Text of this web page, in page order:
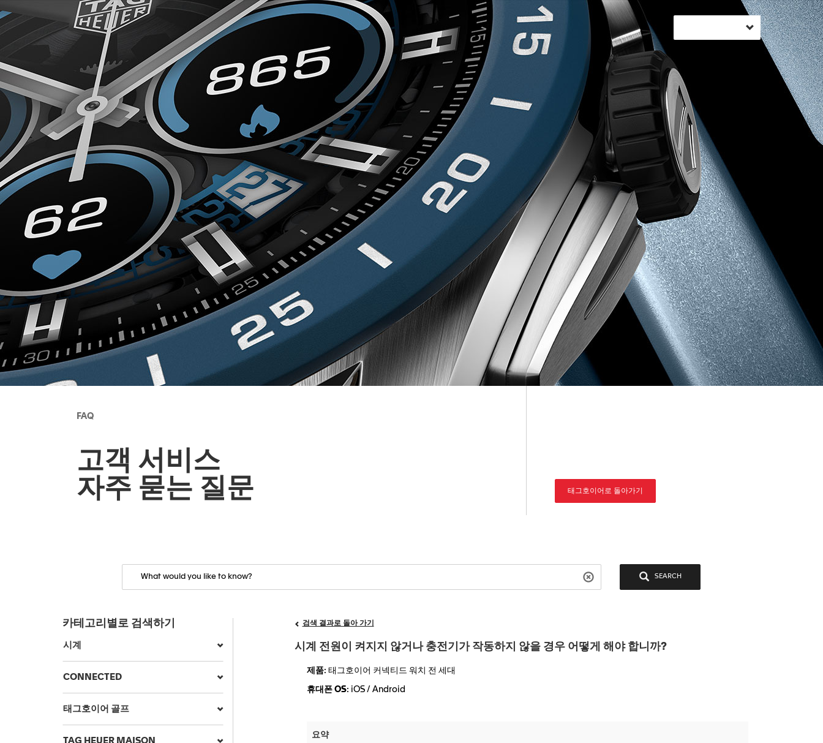
FAQ
고객 서비스
자주 묻는 질문
태그호이어로 돌아가기
SEARCH
카테고리별로 검색하기
시계
CONNECTED
태그호이어 골프
TAG HEUER MAISON
검색 결과로 돌아 가기
시계 전원이 켜지지 않거나 충전기가 작동하지 않을 경우 어떻게 해야 합니까?
제품: 태그호이어 커넥티드 워치 전 세대
휴대폰 OS: iOS / Android
요약